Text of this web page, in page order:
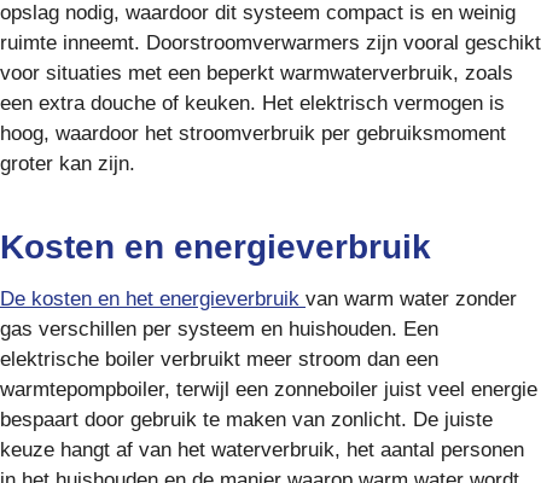
opslag nodig, waardoor dit systeem compact is en weinig
ruimte inneemt. Doorstroomverwarmers zijn vooral geschikt
voor situaties met een beperkt warmwaterverbruik, zoals
een extra douche of keuken. Het elektrisch vermogen is
hoog, waardoor het stroomverbruik per gebruiksmoment
groter kan zijn.
Kosten en energieverbruik
De kosten en het energieverbruik van warm water zonder
gas verschillen per systeem en huishouden. Een
elektrische boiler verbruikt meer stroom dan een
warmtepompboiler, terwijl een zonneboiler juist veel energie
bespaart door gebruik te maken van zonlicht. De juiste
keuze hangt af van het waterverbruik, het aantal personen